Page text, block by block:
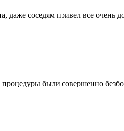
даже соседям привел все
были совершенно